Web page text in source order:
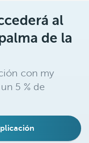
al
de la
con my
5 % de